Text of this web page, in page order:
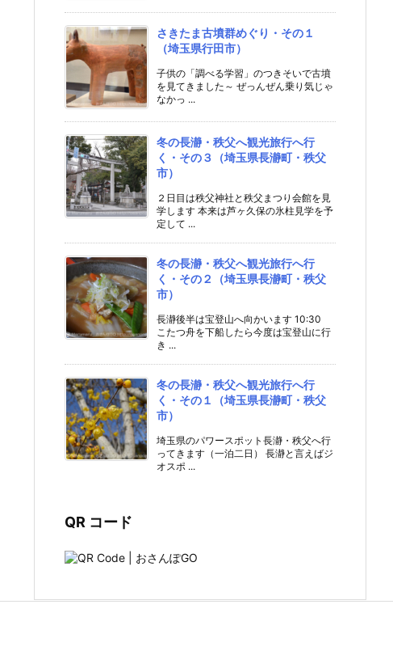
さきたま古墳群めぐり・その１
（埼玉県行田市）
子供の「調べる学習」のつきそいで古墳
を見てきました～ ぜっんぜん乗り気じゃ
なかっ ...
冬の長瀞・秩父へ観光旅行へ行
く・その３（埼玉県長瀞町・秩父
市）
２日目は秩父神社と秩父まつり会館を見
学します 本来は芦ヶ久保の氷柱見学を予
定して ...
冬の長瀞・秩父へ観光旅行へ行
く・その２（埼玉県長瀞町・秩父
市）
長瀞後半は宝登山へ向かいます 10:30
こたつ舟を下船したら今度は宝登山に行
き ...
冬の長瀞・秩父へ観光旅行へ行
く・その１（埼玉県長瀞町・秩父
市）
埼玉県のパワースポット長瀞・秩父へ行
ってきます（一泊二日） 長瀞と言えばジ
オスポ ...
QR コード